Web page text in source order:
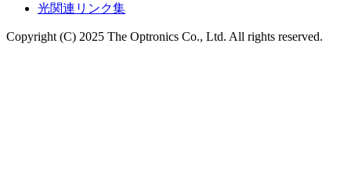
光関連リンク集
Copyright (C) 2025 The Optronics Co., Ltd. All rights reserved.